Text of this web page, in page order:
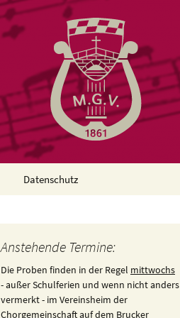
Datenschutz
Anstehende Termine:
Die Proben finden in der Regel mittwochs
- außer Schulferien und wenn nicht anders
vermerkt - im Vereinsheim der
Chorgemeinschaftaufdem Brucker